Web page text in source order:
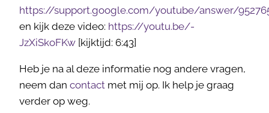
https://support.google.com/youtube/answer/
en kijk deze video: https://youtu.be/-
JzXiSkoFKw [kijktijd: 6:43]
Heb je na al deze informatie nog andere vragen,
neem dan contact met mij op. Ik help je graag
verder op weg.